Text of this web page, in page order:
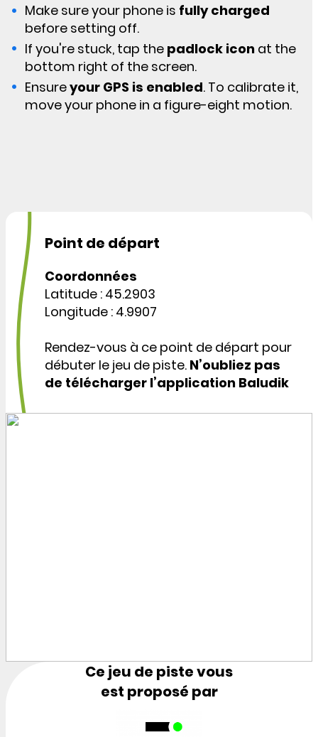
Make sure your phone is fully charged
before setting off.
If you're stuck, tap the padlock icon at the
bottom right of the screen.
Ensureyour GPS is enabled. To calibrate it,
move your phone in a figure-eight motion.
Point de départ
Coordonnées
Latitude : 45.2903
Longitude : 4.9907
Rendez-vous à ce point de départ pour
débuter le jeu de piste. N’oubliez pas
de télécharger l’application Baludik
Ce jeu de piste vous
est proposé par